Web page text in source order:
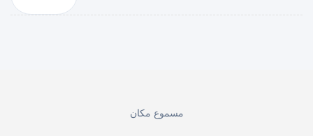
مسموع مكان